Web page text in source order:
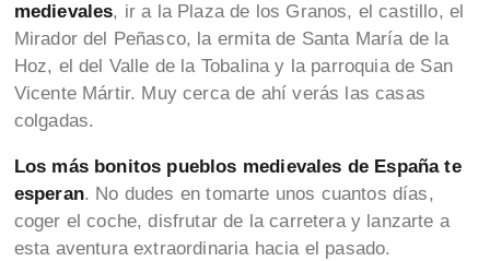
medievales, ir a la Plaza de los Granos, el castillo, el
Mirador del Peñasco, la ermita de Santa María de la
Hoz, el del Valle de la Tobalina y la parroquia de San
Vicente Mártir. Muy cerca de ahí verás las casas
colgadas.
Los más bonitos pueblos medievales de España te
esperan. No dudes en tomarte unos cuantos días,
coger el coche, disfrutar de la carretera y lanzarte a
esta aventura extraordinaria hacia el pasado.